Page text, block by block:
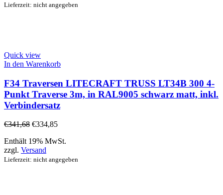
Lieferzeit: nicht angegeben
Quick view
In den Warenkorb
F34 Traversen LITECRAFT TRUSS LT34B 300 4-
Punkt Traverse 3m, in RAL9005 schwarz matt, inkl.
Verbindersatz
€341,68 €334,85
Enthält 19% MwSt.
zzgl. Versand
Lieferzeit: nicht angegeben